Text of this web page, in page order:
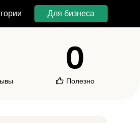
Для бизнеса
0
Полезно